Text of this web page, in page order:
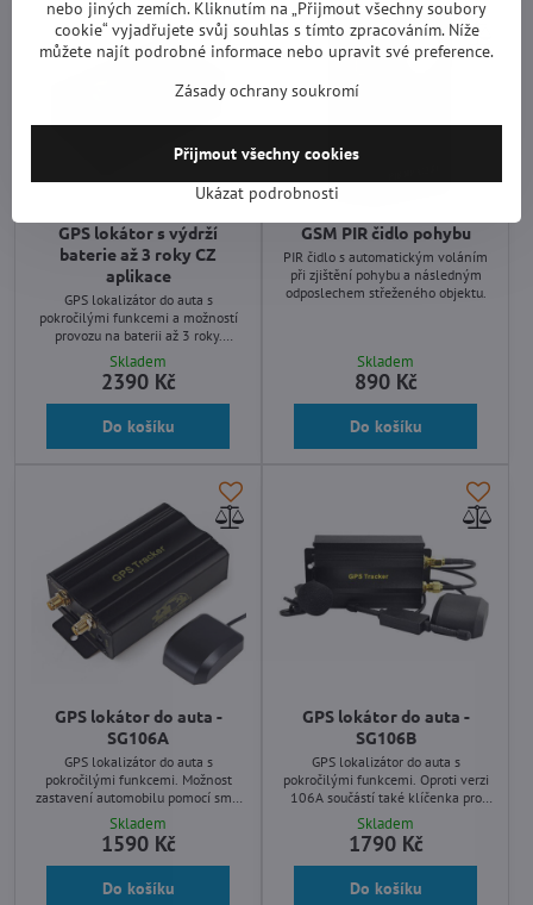
GPS lokátor s výdrží
baterie až 3 roky CZ
aplikace
GPS lokalizátor do auta s
pokročilými funkcemi a možností
provozu na baterii až 3 roky.
Extrémně silný magnet pro
okamžité uchycení a sledování.
Zdarma software pro PC, Android,
iPhone v češtině.
Skladem
2390 Kč
Do košíku
GSM PIR čidlo pohybu
PIR čidlo s automatickým voláním
při zjištění pohybu a následným
odposlechem střeženého objektu.
Skladem
890 Kč
Do košíku
GPS lokátor do auta -
SG106A
GPS lokalizátor do auta s
pokročilými funkcemi. Možnost
zastavení automobilu pomocí sms.
Vibrační senzor, SOS tlačítko,
externí mikrofon,... Možnost on-
line sledování na PC, tabletu,
telefonu, podpora češtiny.
Skladem
1590 Kč
Do košíku
GPS lokátor do auta -
SG106B
GPS lokalizátor do auta s
pokročilými funkcemi. Oproti verzi
106A součástí také klíčenka pro
zajištění/odjištění vozidla. Možnost
on-line sledování na PC, tabletu,
telefonu s podporou češtiny.
Skladem
1790 Kč
Do košíku
nebo jiných zemích. Kliknutím na „Přijmout všechny soubory
cookie“ vyjadřujete svůj souhlas s tímto zpracováním. Níže
můžete najít podrobné informace nebo upravit své preference.
Zásady ochrany soukromí
Ukázat podrobnosti
Přijmout všechny cookies